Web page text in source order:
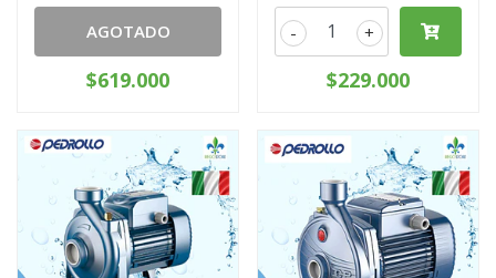
AGOTADO
$619.000
+
-
$229.000